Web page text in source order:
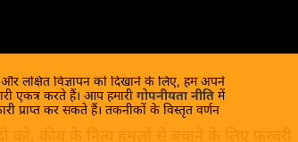
लक्षित विज्ञापन को दिखाने के लिए, हम अपने
एकत्र करते हैं। आप हमारी गोपनीयता नीति में
प्राप्त कर सकते हैं। तकनीकों के विस्तृत वर्णन
को, कीव के नित्य हमलों से बचाने के लिए फरवरी